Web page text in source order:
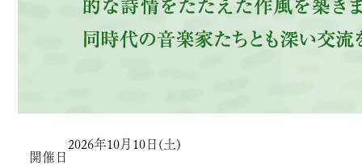
開催日
2026年10月10日(土)